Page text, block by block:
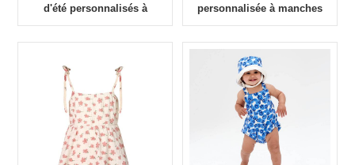
d'été personnalisés à
rayures à manches courtes,
vêtements pour bébés
personnalisée à manches
courtes, blanc, bleu, tissu
qualité, barboteuse pour
bébé